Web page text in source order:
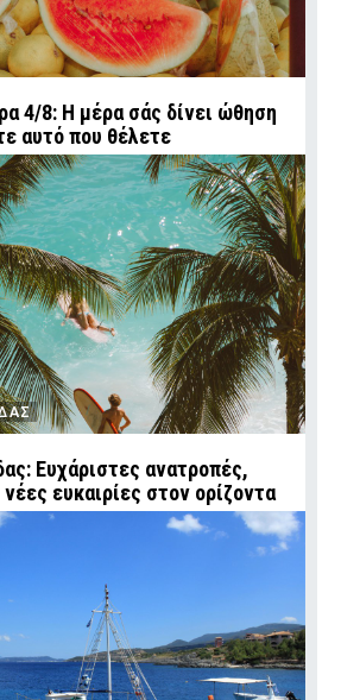
4/8: Η μέρα σάς δίνει ώθηση
αυτό που θέλετε
Ευχάριστες ανατροπές,
ευκαιρίες στον ορίζοντα